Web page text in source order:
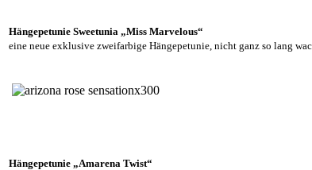
Hängepetunie Sweetunia „Miss Marvelous“
eine neue exklusive zweifarbige Hängepetunie, nicht ganz so lang
Hängepetunie „Amarena Twist“